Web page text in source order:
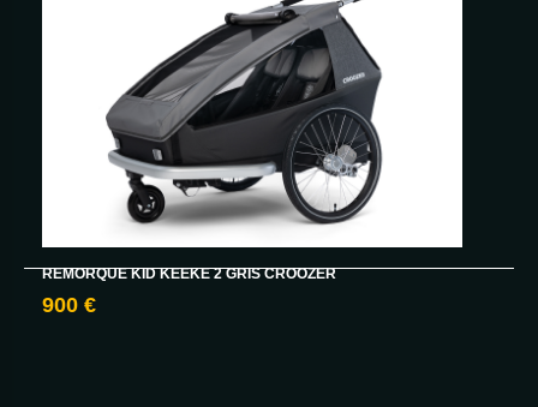
Occasion
Leasing
Contact
REMORQUE KID KEEKE 2 GRIS CROOZER
900 €